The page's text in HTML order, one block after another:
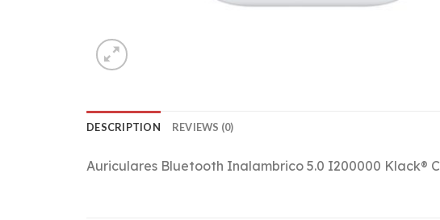
DESCRIPTION REVIEWS (0)
Auriculares Bluetooth Inalambrico 5.0 I200000 Klack®